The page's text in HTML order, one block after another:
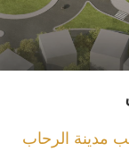
الرحاب